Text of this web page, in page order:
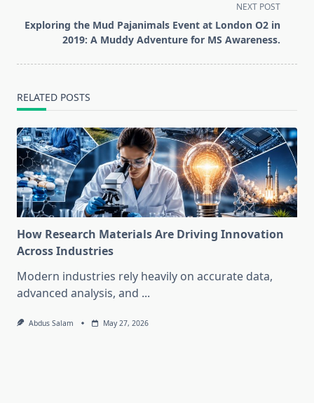
screen-
NEXT POST
Exploring the Mud Pajanimals Event at London O2 in
2019: A Muddy Adventure for MS Awareness.
RELATED POSTS
How Research Materials Are Driving Innovation
Across Industries
Modern industries rely heavily on accurate data,
advanced analysis, and ...
Abdus Salam May 27, 2026